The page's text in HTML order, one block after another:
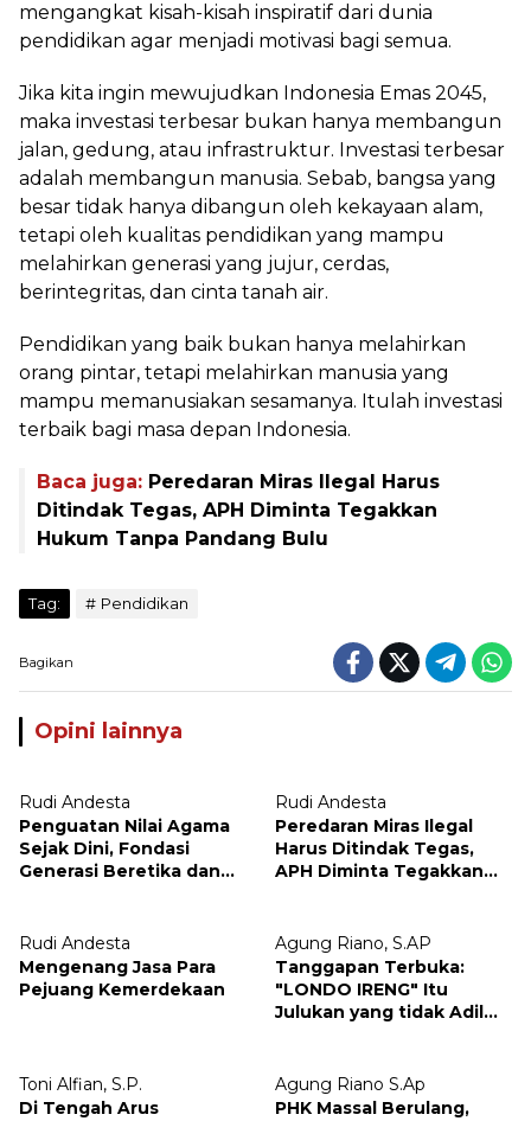
mengangkat kisah-kisah inspiratif dari dunia
pendidikan agar menjadi motivasi bagi semua.
Jika kita ingin mewujudkan Indonesia Emas 2045,
maka investasi terbesar bukan hanya membangun
jalan, gedung, atau infrastruktur. Investasi terbesar
adalah membangun manusia. Sebab, bangsa yang
besar tidak hanya dibangun oleh kekayaan alam,
tetapi oleh kualitas pendidikan yang mampu
melahirkan generasi yang jujur, cerdas,
berintegritas, dan cinta tanah air.
Pendidikan yang baik bukan hanya melahirkan
orang pintar, tetapi melahirkan manusia yang
mampu memanusiakan sesamanya. Itulah investasi
terbaik bagi masa depan Indonesia.
Baca juga: Peredaran Miras Ilegal Harus
Ditindak Tegas, APH Diminta Tegakkan
Hukum Tanpa Pandang Bulu
Tag: Pendidikan
Bagikan
Opini lainnya
Rudi Andesta
Penguatan Nilai Agama
Sejak Dini, Fondasi
Generasi Beretika dan
Rudi Andesta
Peredaran Miras Ilegal
Harus Ditindak Tegas,
APH Diminta Tegakkan
Rudi Andesta
Mengenang Jasa Para
Pejuang Kemerdekaan
Agung Riano, S.AP
Tanggapan Terbuka:
"LONDO IRENG" Itu
Julukan yang tidak Adil
Toni Alfian, S.P.
Di Tengah Arus
Agung Riano S.Ap
PHK Massal Berulang,